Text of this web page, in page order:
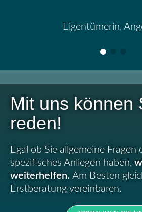
Eigentümerin,
Mit uns können
reden!
Egal ob Sie allgemeine Fragen
spezifisches Anliegen haben,
weiterhelfen. Am Besten
Erstberatung vereinbaren.